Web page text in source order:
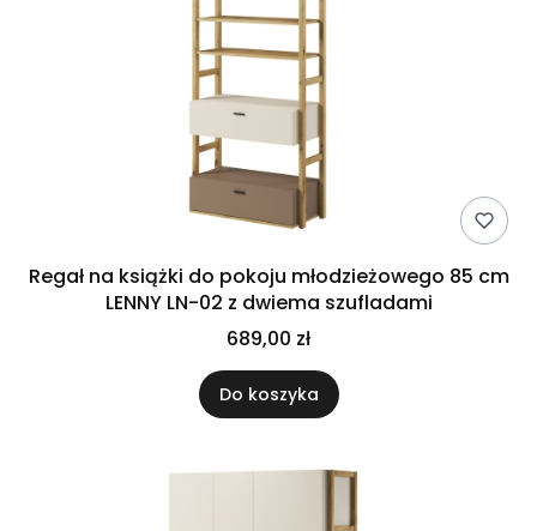
Regał na książki do pokoju młodzieżowego 85 cm
LENNY LN-02 z dwiema szufladami
689,00 zł
Do koszyka